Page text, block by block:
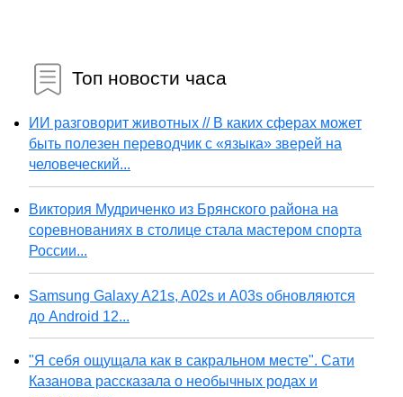
Топ новости часа
ИИ разговорит животных // В каких сферах может
быть полезен переводчик с «языка» зверей на
человеческий...
Виктория Мудриченко из Брянского района на
соревнованиях в столице стала мастером спорта
России...
Samsung Galaxy A21s, A02s и A03s обновляются
до Android 12...
"Я себя ощущала как в сакральном месте". Сати
Казанова рассказала о необычных родах и